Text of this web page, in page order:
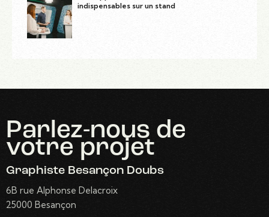
indispensables sur un stand
Parlez-nous de
votre projet
Graphiste Besançon Doubs
6B rue Alphonse Delacroix
25000 Besançon